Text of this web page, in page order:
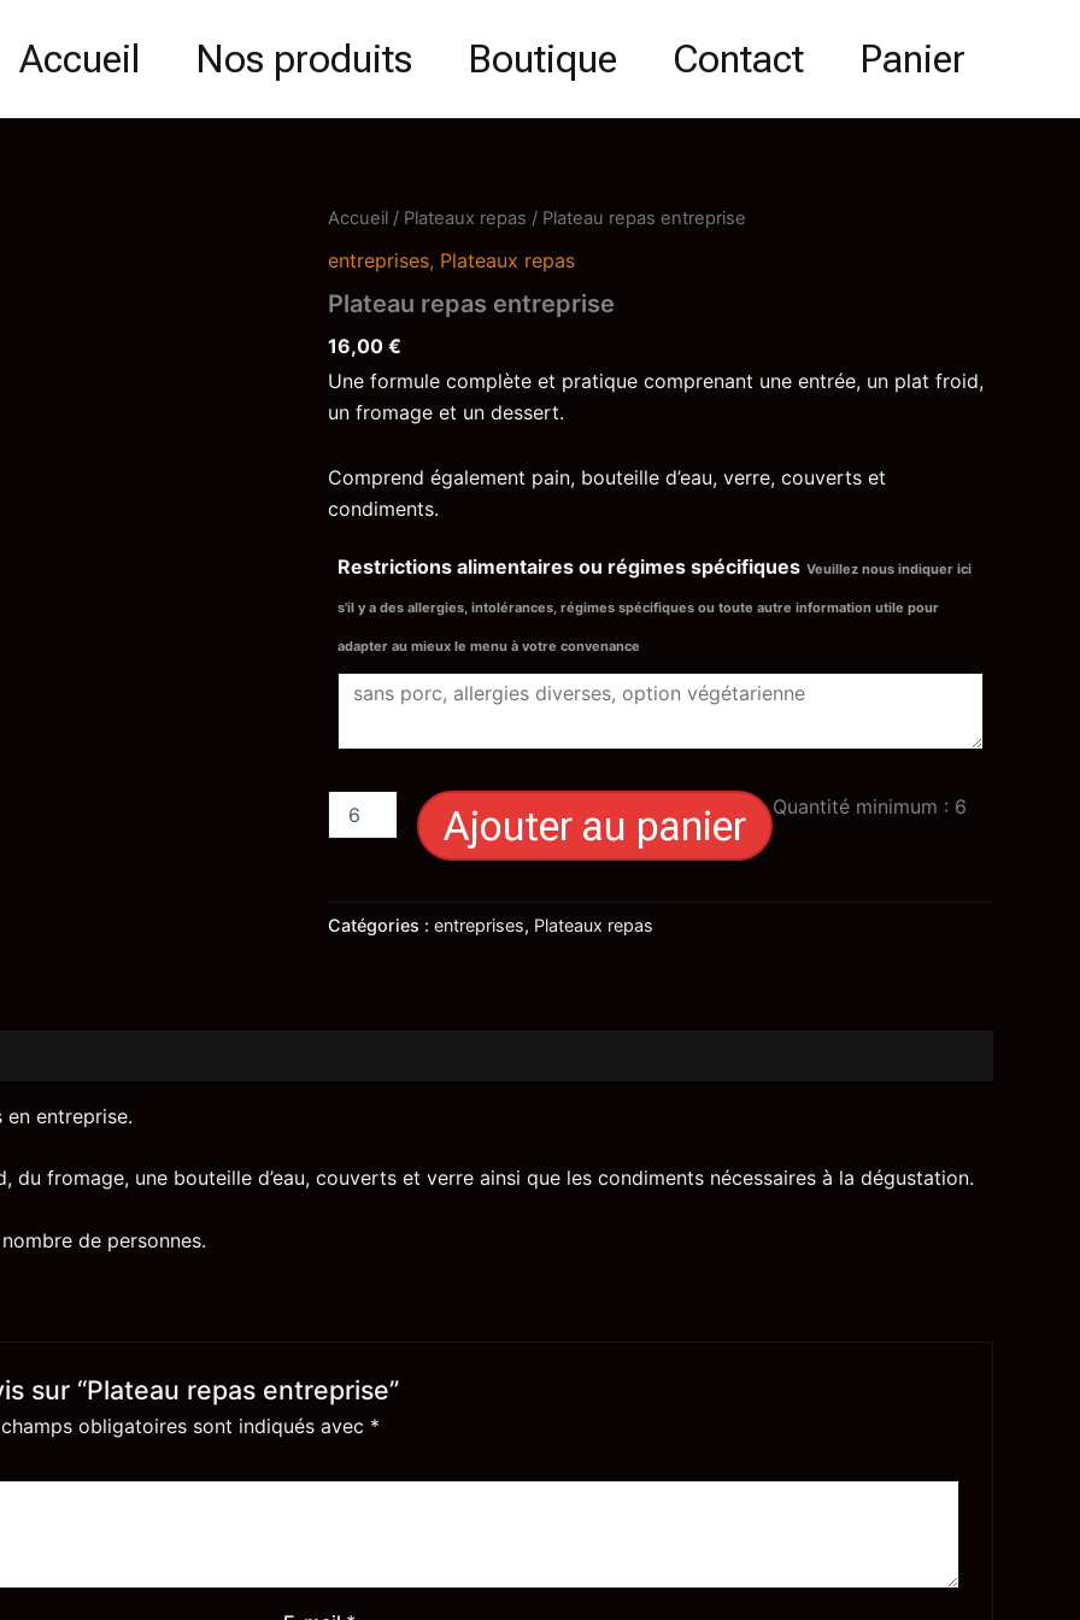
Accueil Nos produits Boutique Contact Panier
Accueil / Plateaux repas / Plateau repas entreprise
entreprises, Plateaux repas
Plateau repas entreprise
16,00 €
Une formule complète et pratique comprenant une entrée, un plat froid,
un fromage et un dessert.
Comprend également pain, bouteille d’eau, verre, couverts et
condiments.
Restrictions alimentaires ou régimes spécifiques Veuillez nous indiquer ici
s'il y a des allergies, intolérances, régimes spécifiques ou toute autre information utile pour
adapter au mieux le menu à votre convenance
quantité
Plateau
entreprise
Ajouter au panier Quantité minimum : 6
Catégories : entreprises, Plateaux repas
entreprise.
du fromage, une bouteille d’eau, couverts et verre ainsi que les condiments nécessaires à la dégustation.
de personnes.
sur “Plateau repas entreprise”
obligatoires sont indiqués avec *